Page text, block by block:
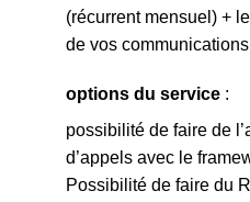
(récurrent mensuel) +
de vos communications
options du service :
possibilité de faire de
d’appels avec le
Possibilité de faire du